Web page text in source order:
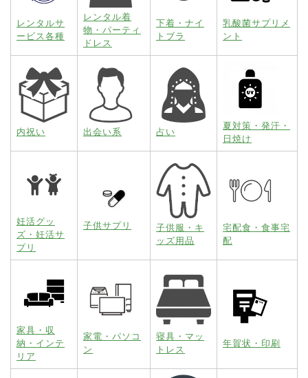
レンタルサ
ービス各種
レンタル着
物・パーティ
ドレス
下着・ナイ
トブラ
乳酸菌サプリメ
ント
内祝い 出会い系 占い
夏対策・発汗・
日焼け
妊活グッ
ズ・妊活サ
プリ
子供サプリ
子供服・キ
ッズ用品
宅配食・食事宅
配
家具・収
納・インテ
リア
家電・パソコ
ン
寝具・マッ
トレス
年賀状・印刷